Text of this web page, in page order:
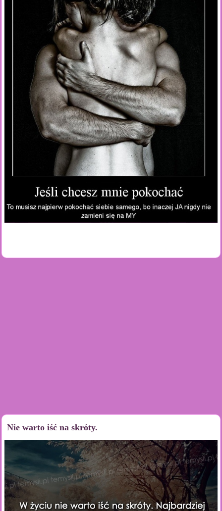
Nie warto iść na skróty.